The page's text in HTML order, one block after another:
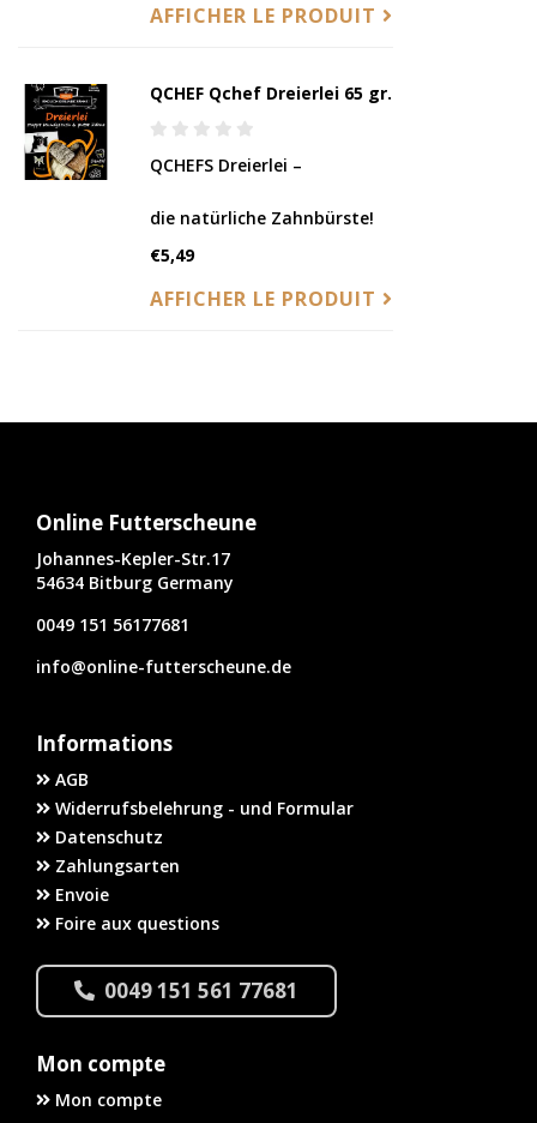
AFFICHER LE PRODUIT
QCHEF Qchef Dreierlei 65 gr.
QCHEFS Dreierlei –
die natürliche Zahnbürste!
€5,49
AFFICHER LE PRODUIT
Online Futterscheune
Johannes-Kepler-Str.17
54634 Bitburg Germany
0049 151 56177681
info@online-futterscheune.de
Informations
AGB
Widerrufsbelehrung - und Formular
Datenschutz
Zahlungsarten
Envoie
Foire aux questions
0049 151 561 77681
Mon compte
Mon compte